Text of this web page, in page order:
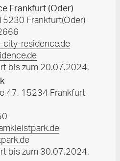
Frankfurt (Oder)
Frankfurt(Oder)
city-residence.de
bis zum 20.07.2024.
47, 15234 Frankfurt
bis zum 30.07.2024.